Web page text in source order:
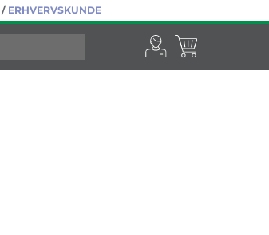
/ ERHVERVSKUNDE